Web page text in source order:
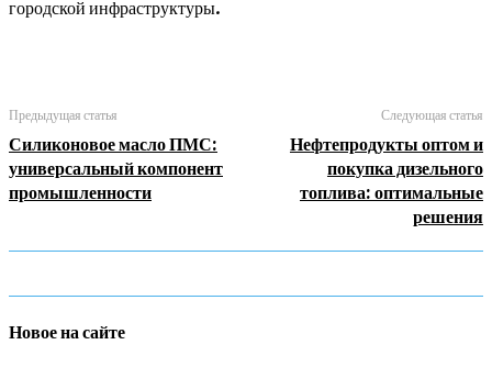
городской инфраструктуры.
Предыдущая статья
Силиконовое масло ПМС:
универсальный компонент
промышленности
Следующая статья
Нефтепродукты оптом и
покупка дизельного
топлива: оптимальные
решения
Новое на сайте